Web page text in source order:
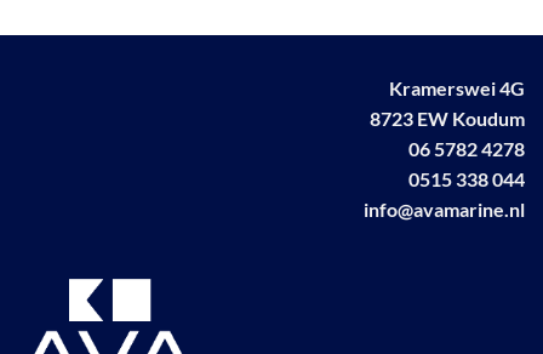
Kramerswei 4G
8723 EW Koudum
06 5782 4278
0515 338 044
info@avamarine.nl